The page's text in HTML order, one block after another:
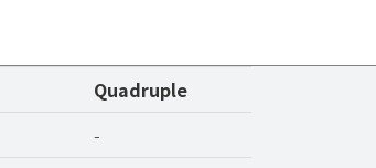
Quadruple
-